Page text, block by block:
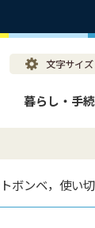
暮らし・手
ボンベ，使い